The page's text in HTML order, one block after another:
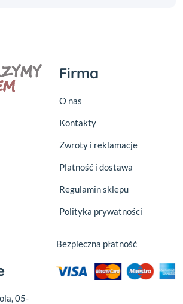
Firma
O nas
Kontakty
Zwroty i reklamacje
Platność i dostawa
Regulamin sklepu
Polityka prywatności
05-
Bezpieczna płatność